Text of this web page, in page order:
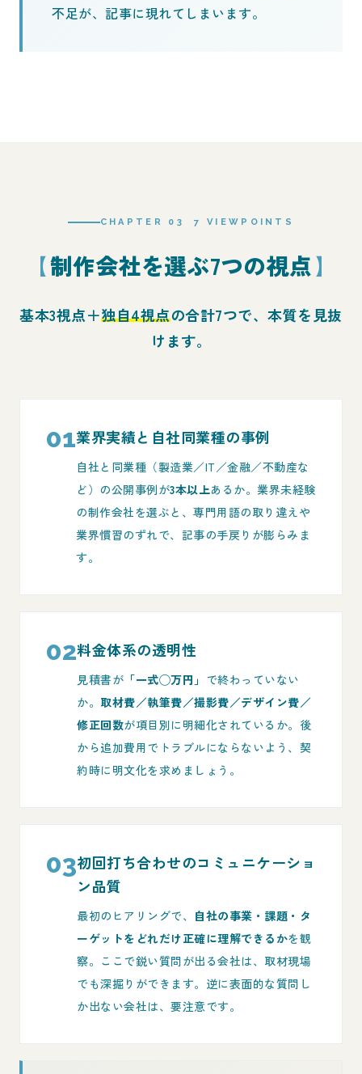
不足が、記事に現れてしまいます。
CHAPTER 03 7 VIEWPOINTS
制作会社を選ぶ7つの視点
基本3視点＋独自4視点の合計7つで、本質を見抜
けます。
01業界実績と自社同業種の事例
自社と同業種（製造業／IT／金融／不動産な
ど）の公開事例が3本以上あるか。業界未経験
の制作会社を選ぶと、専門用語の取り違えや
業界慣習のずれで、記事の手戻りが膨らみま
す。
02料金体系の透明性
見積書が 「一式◯万円」 で終わっていない
か。 取材費／執筆費／撮影費／デザイン費／
修正回数が項目別に明細化されているか。後
から追加費用でトラブルにならないよう、契
約時に明文化を求めましょう。
03初回打ち合わせのコミュニケーショ
ン品質
最初のヒアリングで、 自社の事業・課題・タ
ーゲットをどれだけ正確に理解できるかを観
察。ここで鋭い質問が出る会社は、取材現場
でも深掘りができます。逆に表面的な質問し
か出ない会社は、要注意です。